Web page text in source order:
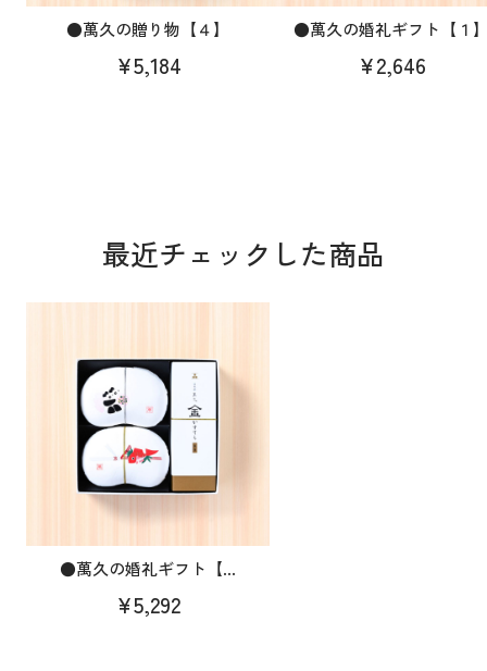
●萬久の贈り物【４】
¥5,184
●萬久の婚礼ギフト【１
¥2,646
最近チェックした商品
●萬久の婚礼ギフト【...
¥5,292